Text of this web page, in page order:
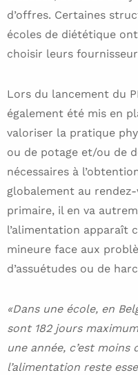
d’offres. Certaines
écoles de diététique
choisir leurs
Lors du lancement du
également été mis en
valoriser la pratique
ou de potage et/ou de
nécessaires à
globalement au
primaire, il en va
l’alimentation apparaît
mineure face aux
d’assuétudes ou de
«Dans une école, en
sont 182 jours
une année, c’est moins
l’alimentation reste